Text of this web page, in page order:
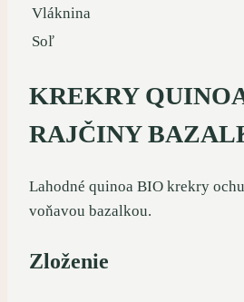
Vláknina
Soľ
KREKRY
RAJČINY
Lahodné quinoa BIO krekry
voňavou bazalkou.
Zloženie